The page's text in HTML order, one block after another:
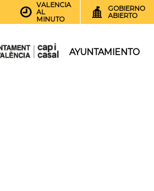
VALENCIA
AL
MINUTO
GOBIERNO
ABIERTO
AYUNTAMIENTO